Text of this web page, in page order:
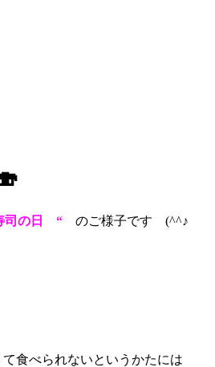
司の日 “のご様子です (^^♪
食べられないというかたには